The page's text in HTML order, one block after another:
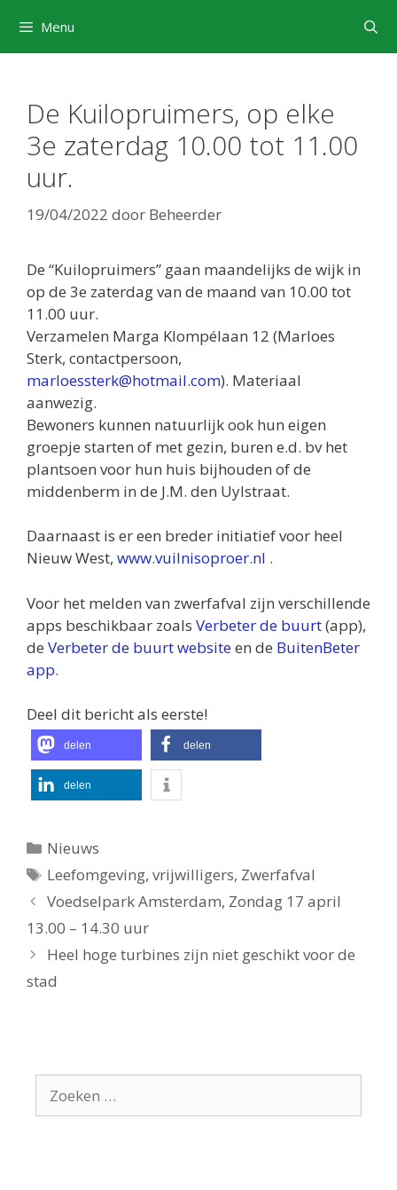
naar
de
Menu
De Kuilopruimers, op elke
3e zaterdag 10.00 tot 11.00
uur.
19/04/2022 door Beheerder
De “Kuilopruimers” gaan maandelijks de wijk in
op de 3e zaterdag van de maand van 10.00 tot
11.00 uur.
Verzamelen Marga Klompélaan 12 (Marloes
Sterk, contactpersoon,
marloessterk@hotmail.com). Materiaal
aanwezig.
Bewoners kunnen natuurlijk ook hun eigen
groepje starten of met gezin, buren e.d. bv het
plantsoen voor hun huis bijhouden of de
middenberm in de J.M. den Uylstraat.
Daarnaast is er een breder initiatief voor heel
Nieuw West, www.vuilnisoproer.nl .
Voor het melden van zwerfafval zijn verschillende
apps beschikbaar zoals Verbeter de buurt(app),
de Verbeter de buurt websiteen de BuitenBeter
app.
Deel dit bericht als eerste!
delen delen
delen
Categorieën
Nieuws
Tags
Leefomgeving,vrijwilligers, Zwerfafval
Voedselpark Amsterdam, Zondag 17 april
13.00 – 14.30 uur
Heel hoge turbines zijn niet geschikt voor de
stad
naar: